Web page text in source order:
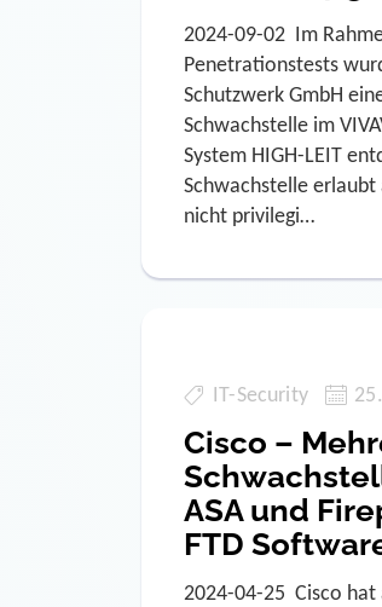
2024-09-02 Im
Penetrationstests
Schutzwerk GmbH
Schwachstelle im
System HIGH-LEIT
Schwachstelle
nicht privilegi…
IT-Security
Cisco –
ASA und
FTD
2024-04-25 Cisco hat